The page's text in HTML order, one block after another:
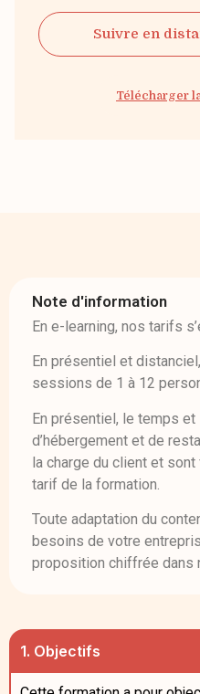
Suivre en
Télécharger
Note d'information
En e-learning, nos tarifs
En présentiel et
sessions de 1 à 12
En présentiel, le temps
d’hébergement et de
la charge du client et
tarif de la formation.
Toute adaptation du
besoins de votre
proposition chiffrée dans
1. Objectifs